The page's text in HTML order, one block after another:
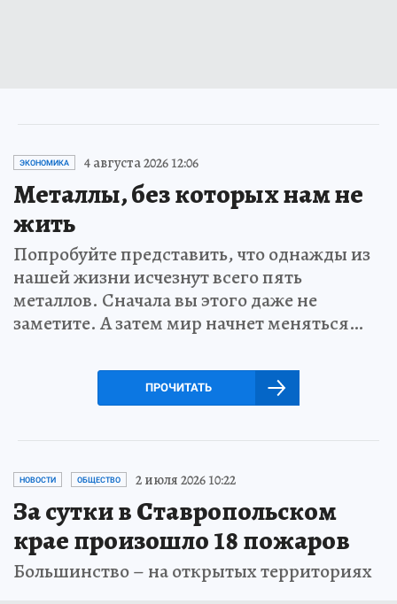
ЭКОНОМИКА 4 августа 2026 12:06
Металлы, без которых нам не
жить
Попробуйте представить, что однажды из
нашей жизни исчезнут всего пять
металлов. Сначала вы этого даже не
заметите. А затем мир начнет меняться…
ПРОЧИТАТЬ
НОВОСТИ ОБЩЕСТВО 2 июля 2026 10:22
За сутки в Ставропольском
крае произошло 18 пожаров
Большинство – на открытых территориях